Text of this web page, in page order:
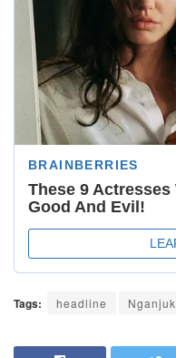
Tags: headline Nganjuk